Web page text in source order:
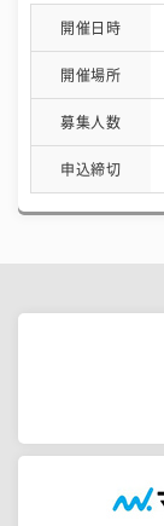
開催日時
開催場所
募集人数
申込締切